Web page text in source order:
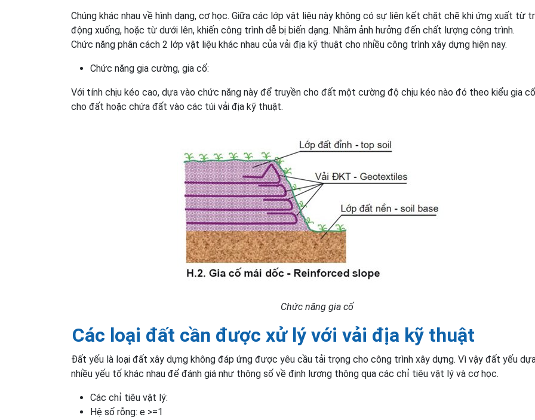
Chúng khác nhau về hình dạng, cơ học. Giữa các lớp vật liệu này không có sự liên kết chặt chẽ khi ứng xuất từ
động xuống, hoặc từ dưới lên, khiến công trình dễ bị biến dạng. Nhằm ảnh hưởng đến chất lượng công trình.
Chức năng phân cách 2 lớp vật liệu khác nhau của vải địa kỹ thuật cho nhiều công trình xây dựng hiện nay.
Chức năng gia cường, gia cố:
Với tính chịu kéo cao, dựa vào chức năng này để truyền cho đất một cường độ chịu kéo nào đó theo kiểu gia
cho đất hoặc chứa đất vào các túi vải địa kỹ thuật.
Chức năng gia cố
Các loại đất cần được xử lý với vải địa kỹ thuật
Đất yếu là loại đất xây dựng không đáp ứng được yêu cầu tải trọng cho công trình xây dựng. Vì vậy đất yếu
nhiều yếu tố khác nhau để đánh giá như thông số về định lượng thông qua các chỉ tiêu vật lý và cơ học.
Các chỉ tiêu vật lý:
Hệ số rỗng: e >=1